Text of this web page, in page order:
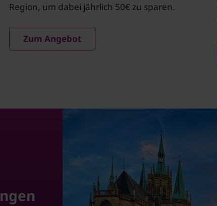
Region, um dabei jährlich 50€ zu sparen.
Zum Angebot